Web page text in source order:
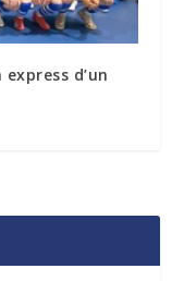
express d’un